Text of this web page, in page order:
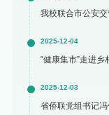
我校联合市公安交
2025-12-04
“健康集市”走进乡
2025-12-03
省侨联党组书记